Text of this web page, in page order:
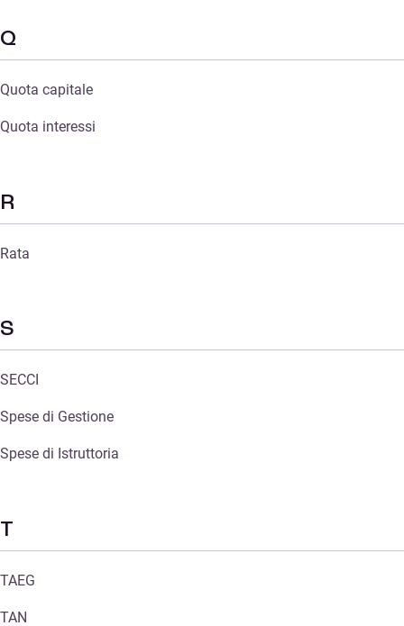
Q
Quota capitale
Quota interessi
R
Rata
S
SECCI
Spese di Gestione
Spese di Istruttoria
T
TAEG
TAN